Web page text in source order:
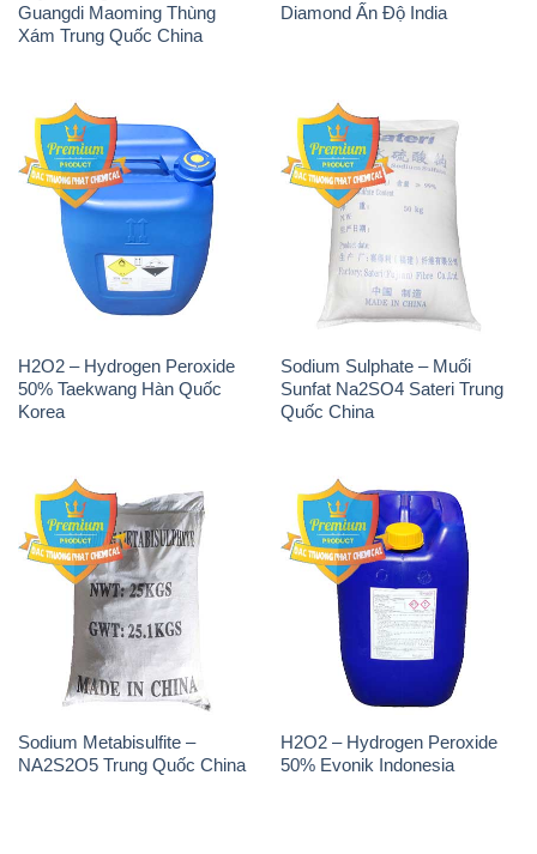
H2O2 – Hydrogen Peroxide
50% Taekwang Hàn Quốc
Sodium Sulphate – Muối
Sunfat Na2SO4 Sateri Trung
Quốc China
Sodium Metabisulfite –
NA2S2O5 Trung Quốc China
H2O2 – Hydrogen Peroxide
50% Evonik Indonesia